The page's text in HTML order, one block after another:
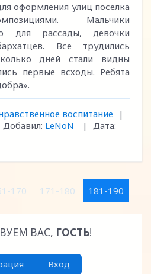
оформления улиц поселка
Мальчики
для рассады, девочки
Все трудились
дней стали видны
первые всходы. Ребята
воспитание
|
Добавил: LeNoN |
Дата:
170 171-180 181-190
ВАС, ГОСТЬ!
Вход